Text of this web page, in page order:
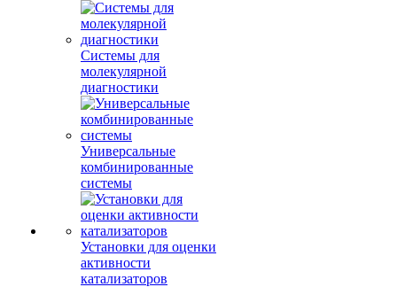
Системы для
молекулярной
диагностики
Универсальные
комбинированные
системы
Установки для оценки
активности
катализаторов